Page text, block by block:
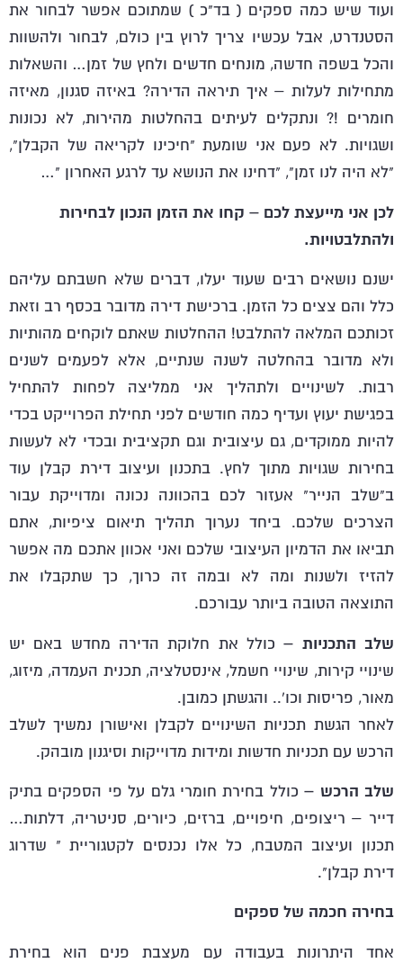
ועוד שיש כמה ספקים ( בד"כ ) שמתוכם אפשר לבחור את
הסטנדרט, אבל עכשיו צריך לרוץ בין כולם, לבחור ולהשוות
והכל בשפה חדשה, מונחים חדשים ולחץ של זמן… והשאלות
מתחילות לעלות – איך תיראה הדירה? באיזה סגנון, מאיזה
חומרים !? ונתקלים לעיתים בהחלטות מהירות, לא נכונות
ושגויות. לא פעם אני שומעת "חיכינו לקריאה של הקבלן",
"לא היה לנו זמן", "דחינו את הנושא עד לרגע האחרון "…
לכן אני מייעצת לכם – קחו את הזמן הנכון לבחירות
ולהתלבטויות.
ישנם נושאים רבים שעוד יעלו, דברים שלא חשבתם עליהם
כלל והם צצים כל הזמן. ברכישת דירה מדובר בכסף רב וזאת
זכותכם המלאה להתלבט! ההחלטות שאתם לוקחים מהותיות
ולא מדובר בהחלטה לשנה שנתיים, אלא לפעמים לשנים
רבות. לשינויים ולתהליך אני ממליצה לפחות להתחיל
בפגישת יעוץ ועדיף כמה חודשים לפני תחילת הפרוייקט בכדי
להיות ממוקדים, גם עיצובית וגם תקציבית ובכדי לא לעשות
בחירות שגויות מתוך לחץ. בתכנון ועיצוב דירת קבלן עוד
ב"שלב הנייר" אעזור לכם בהכוונה נכונה ומדוייקת עבור
הצרכים שלכם. ביחד נערוך תהליך תיאום ציפיות, אתם
תביאו את הדמיון העיצובי שלכם ואני אכוון אתכם מה אפשר
להזיז ולשנות ומה לא ובמה זה כרוך, כך שתקבלו את
התוצאה הטובה ביותר עבורכם.
שלב התכניות – כולל את חלוקת הדירה מחדש באם יש
שינויי קירות, שינויי חשמל, אינסטלציה, תכנית העמדה, מיזוג,
מאור, פריסות וכו'.. והגשתן כמובן.
לאחר הגשת תכניות השינויים לקבלן ואישורן נמשיך לשלב
הרכש עם תכניות חדשות ומידות מדוייקות וסיגנון מובהק.
שלב הרכש – כולל בחירת חומרי גלם על פי הספקים בתיק
דייר – ריצופים, חיפויים, ברזים, כיורים, סניטריה, דלתות…
תכנון ועיצוב המטבח, כל אלו נכנסים לקטגוריית " שדרוג
דירת קבלן".
בחירה חכמה של ספקים
אחד היתרונות בעבודה עם מעצבת פנים הוא בחירת